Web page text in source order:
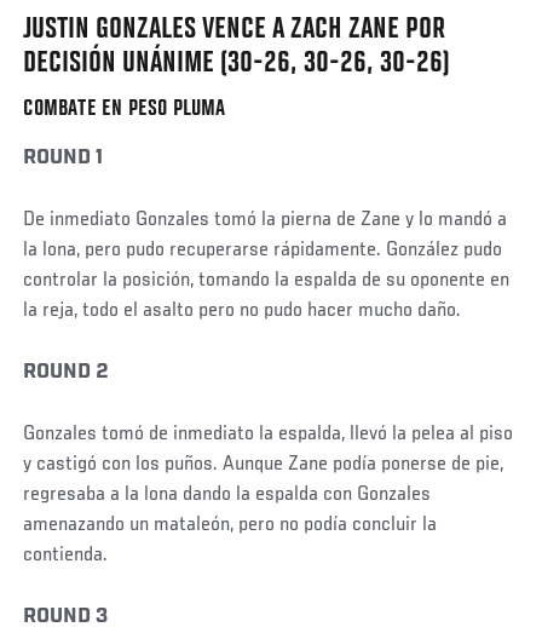
Social
Post
JUSTIN GONZALES VENCE A ZACH ZANE POR
DECISIÓN UNÁNIME (30-26, 30-26, 30-26)
COMBATE EN PESO PLUMA
ROUND 1
De inmediato Gonzales tomó la pierna de Zane y lo mandó a
la lona, pero pudo recuperarse rápidamente. González pudo
controlar la posición, tomando la espalda de su oponente en
la reja, todo el asalto pero no pudo hacer mucho daño.
ROUND 2
Gonzales tomó de inmediato la espalda, llevó la pelea al piso
y castigó con los puños. Aunque Zane podía ponerse de pie,
regresaba a la lona dando la espalda con Gonzales
amenazando un mataleón, pero no podía concluir la
contienda.
ROUND 3